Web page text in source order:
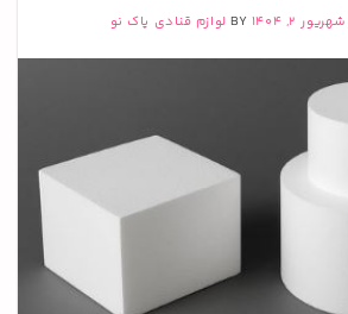
شهریور 2, 1404 BY لوازم قنادی پاک نو